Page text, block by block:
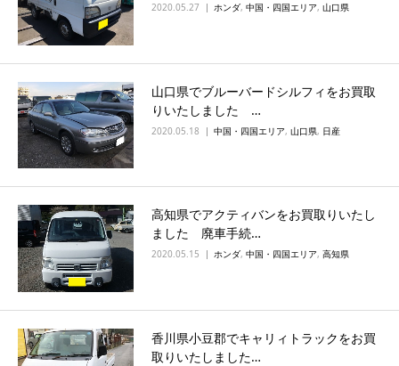
2020.05.27 ホンダ, 中国・四国エリア, 山口県
山口県でブルーバードシルフィをお買取
りいたしました …
2020.05.18 中国・四国エリア, 山口県, 日産
高知県でアクティバンをお買取りいたし
ました 廃車手続…
2020.05.15 ホンダ, 中国・四国エリア, 高知県
香川県小豆郡でキャリィトラックをお買
取りいたしました…